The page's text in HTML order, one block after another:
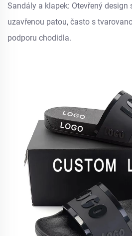
Sandály a klapek: Otevřený design
uzavřenou patou, často s
podporu chodidla.